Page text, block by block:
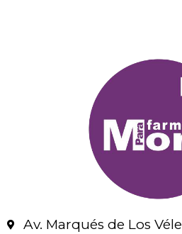
Av. Marqués de Los